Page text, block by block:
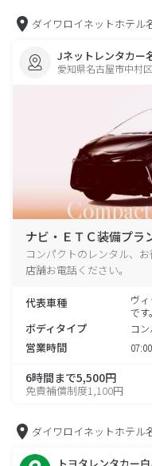
ダイワロイネットホテル
Jネットレンタカー
愛知県名古屋市中村
ナビ・ＥＴＣ装備プラ
コンパクトのレンタル、
店舗お電話ください。
代表車種
ヴ
です
ボディタイプ コ
営業時間
6時間まで5,500円
免責補償制度1,100円
ダイワロイネットホテル